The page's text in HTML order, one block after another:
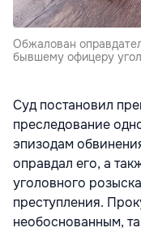
Обжалован
бывшему офицеру
Суд постановил
преследование
эпизодам
оправдал его, а
уголовного
преступления.
необоснованным,